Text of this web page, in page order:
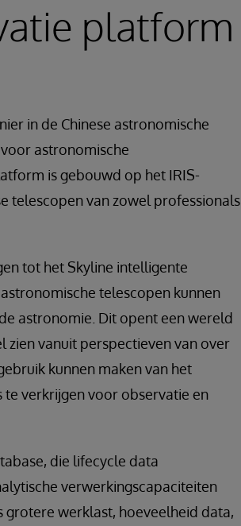
platform
in de Chinese astronomische
astronomische
is gebouwd op het IRIS-
telescopen van zowel professionals
tot het Skyline intelligente
telescopen kunnen
astronomie. Dit opent een wereld
zien vanuit perspectieven van over
kunnen maken van het
verkrijgen voor observatie en
die lifecycle data
verwerkingscapaciteiten
werklast, hoeveelheid data,